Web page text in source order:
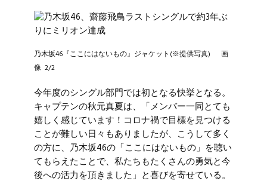
乃木坂46『ここにはないもの』ジャケット(※提供写真) 画
像 2/2
今年度のシングル部門では初となる快挙となる。
キャプテンの秋元真夏は、「メンバー一同とても
嬉しく感じています！コロナ禍で目標を見つける
ことが難しい日々もありましたが、こうして多く
の方に、 乃木坂46の「ここにはないもの」を聴い
てもらえたことで、私たちもたくさんの勇気と今
後への活力を頂きました」と喜びを寄せている。